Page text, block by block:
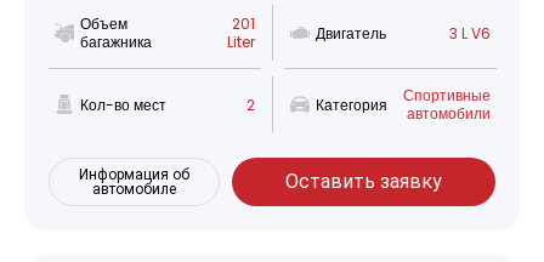
Объем
багажника
201
Liter
Двигатель 3 L V6
Кол-во мест 2 Категория
Спортивные
автомобили
Информация об
автомобиле
Оставить заявку